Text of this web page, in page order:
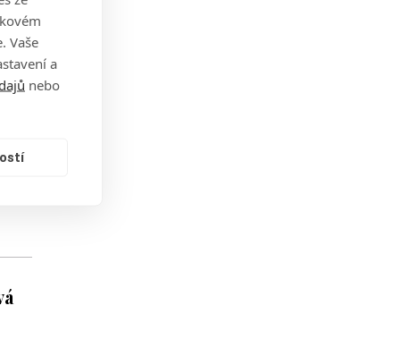
Vaše
a
nebo